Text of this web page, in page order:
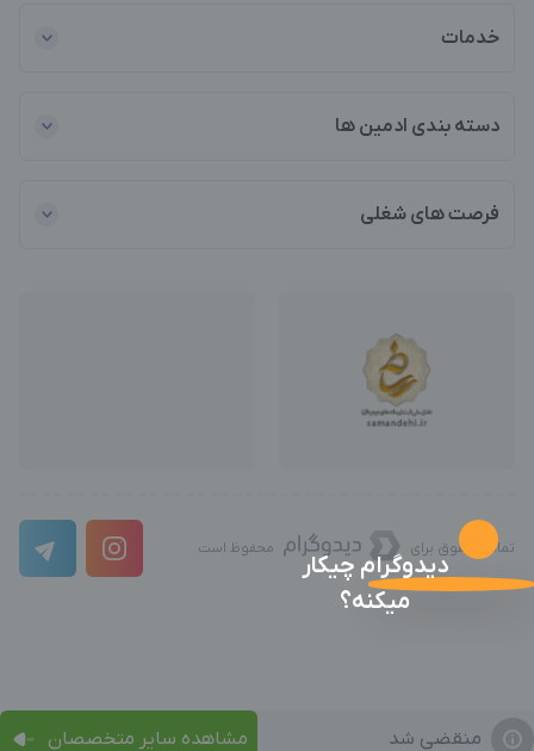
خدمات
دسته بندی ادمین ها
فرصت های شغلی
تمامی حقوق برای محفوظ است
دیدوگرام چیکار
میکنه؟
منقضی شد مشاهده سایر متخصصان